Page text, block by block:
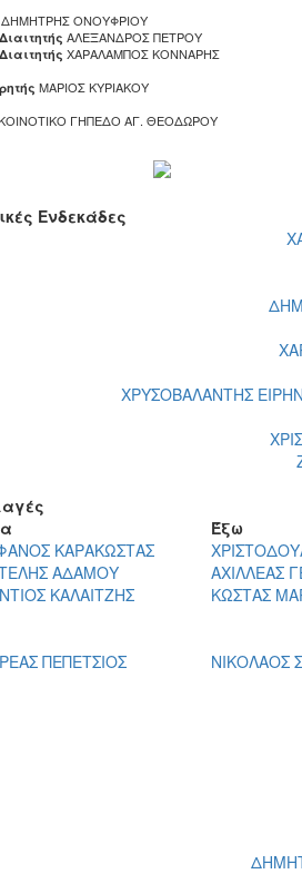
ΟΝΟΥΦΡΙΟΥ
ΑΛΕΞΑΝΔΡΟΣ ΠΕΤΡΟΥ
ΧΑΡΑΛΑΜΠΟΣ ΚΟΝΝΑΡΗΣ
ΜΑΡΙΟΣ ΚΥΡΙΑΚΟΥ
ΓΗΠΕΔΟ ΑΓ. ΘΕΟΔΩΡΟΥ
Ενδεκάδες
ΧΡΥΣΟΒΑΛΑΝΤΗΣ
Έξω
ΚΑΡΑΚΩΣΤΑΣ
ΑΔΑΜΟΥ
ΑΧΙΛΛΕΑΣ
ΚΑΛΑΙΤΖΗΣ
ΚΩΣΤΑΣ
ΠΕΠΕΤΣΙΟΣ
ΝΙΚΟΛΑΟΣ